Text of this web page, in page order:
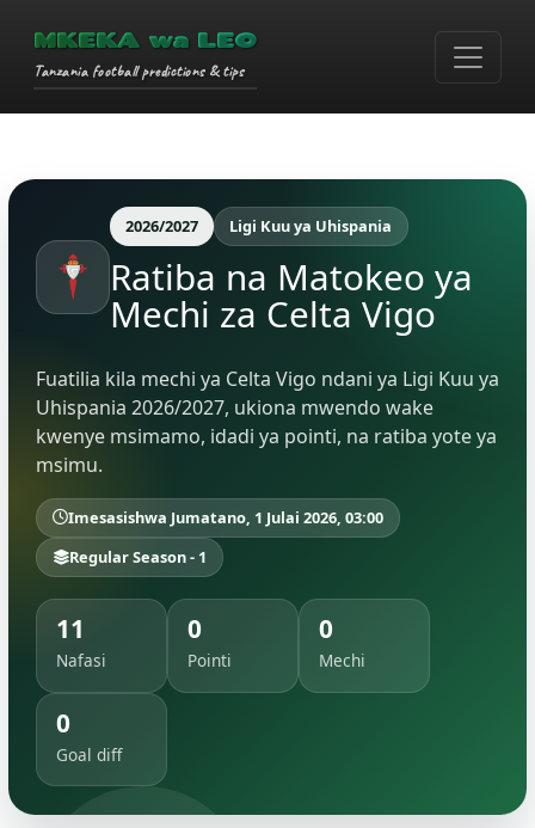
MKEKA wa LEO
Tanzania football predictions & tips
2026/2027 Ligi Kuu ya Uhispania
Ratiba na Matokeo ya
Mechi za Celta Vigo
Fuatilia kila mechi ya Celta Vigo ndani ya Ligi Kuu ya
Uhispania 2026/2027, ukiona mwendo wake
kwenye msimamo, idadi ya pointi, na ratiba yote ya
msimu.
Imesasishwa Jumatano, 1 Julai 2026, 03:00
Regular Season - 1
11
Nafasi
0
Pointi
0
Mechi
0
Goal diff